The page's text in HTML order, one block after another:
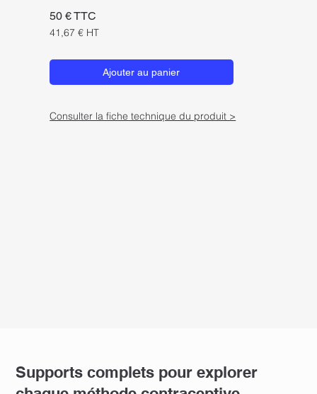
50 € TTC
41,67 € HT
Ajouter au panier
Consulter la fiche technique du produit >
Supports complets pour explorer